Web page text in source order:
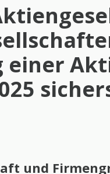
einer
und